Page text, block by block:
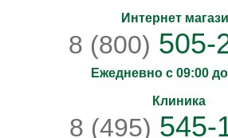
Интернет
8 (800) 505-
Ежедневно с 09:00
Клиника
8 (495) 545-